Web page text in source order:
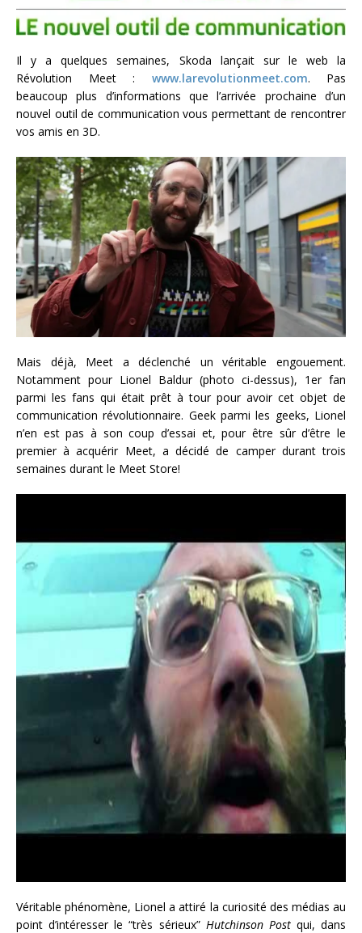
Il y a quelques semaines, Skoda lançait sur le web la
Révolution Meet : www.larevolutionmeet.com. Pas
beaucoup plus d’informations que l’arrivée prochaine d’un
nouvel outil de communication vous permettant de rencontrer
vos amis en 3D.
Mais déjà, Meet a déclenché un véritable engouement.
Notamment pour Lionel Baldur (photo ci-dessus), 1er fan
parmi les fans qui était prêt à tour pour avoir cet objet de
communication révolutionnaire. Geek parmi les geeks, Lionel
n’en est pas à son coup d’essai et, pour être sûr d’être le
premier à acquérir Meet, a décidé de camper durant trois
semaines durant le Meet Store!
Véritable phénomène, Lionel a attiré la curiosité des médias au
point d’intéresser le “très sérieux” Hutchinson Postqui, dans